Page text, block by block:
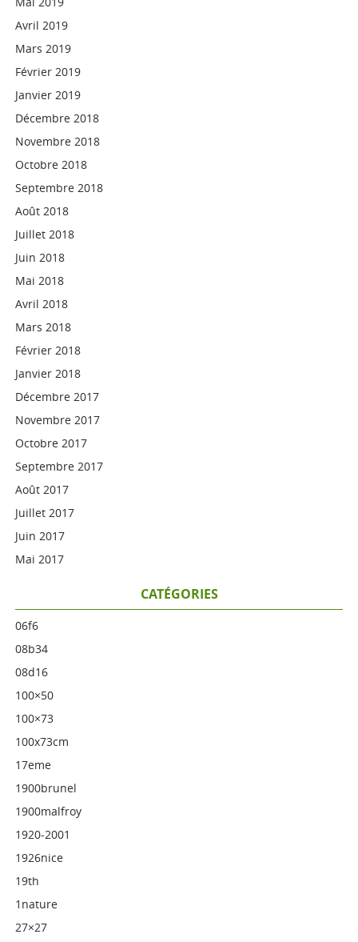
Avril 2019
Mars 2019
Février 2019
Janvier 2019
Décembre 2018
Novembre 2018
Octobre 2018
Septembre 2018
Août 2018
Juillet 2018
Juin 2018
Mai 2018
Avril 2018
Mars 2018
Février 2018
Janvier 2018
Décembre 2017
Novembre 2017
Octobre 2017
Septembre 2017
Août 2017
Juillet 2017
Juin 2017
Mai 2017
CATÉGORIES
06f6
08b34
08d16
100×50
100×73
100x73cm
17eme
1900brunel
1900malfroy
1920-2001
1926nice
19th
1nature
27×27